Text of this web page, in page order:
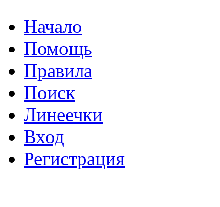
Начало
Помощь
Правила
Поиск
Линеечки
Вход
Регистрация